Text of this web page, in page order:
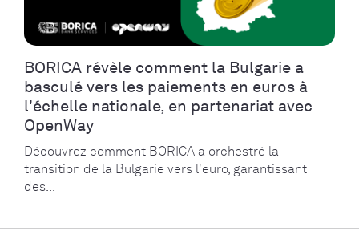
BORICA révèle comment la Bulgarie a
basculé vers les paiements en euros à
l'échelle nationale, en partenariat avec
OpenWay
Découvrez comment BORICA a orchestré la
transition de la Bulgarie vers l'euro, garantissant
des...